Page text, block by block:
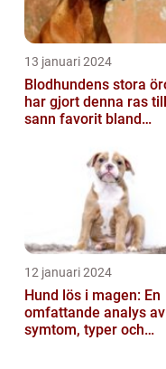
13 januari 2024
Blodhundens stora
har gjort denna ras
sann favorit bland
12 januari 2024
Hund lös i magen: En
omfattande analys av
symtom, typer och